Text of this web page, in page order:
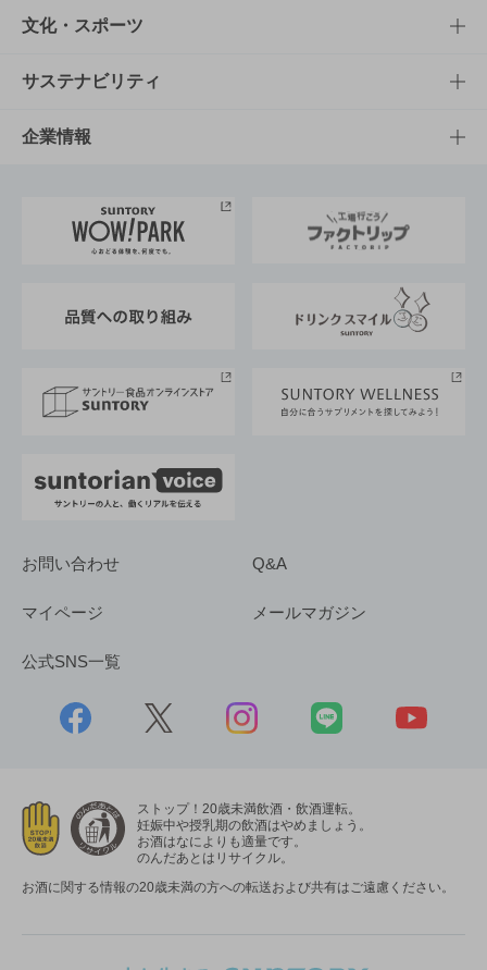
商品一覧
商品発売情報
栄養成分一覧
知る・楽しむTOP
キャンペーン
工場見学
地域情報
文化・スポーツ
文化・スポーツTOP
サントリーホール
サントリーサンバーズ大阪
サステナビリティ
サステナビリティTOP
サントリーが考えるサステナビリティ経営
企業情報
企業概要
採用情報
お問い合わせ Q&A
マイページ メールマガジン
公式SNS一覧
ストップ！20歳未満飲酒・飲酒運転。
妊娠中や授乳期の飲酒はやめましょう。
お酒はなによりも適量です。
のんだあとはリサイクル。
お酒に関する情報の20歳未満の方への転送および共有はご遠慮ください。